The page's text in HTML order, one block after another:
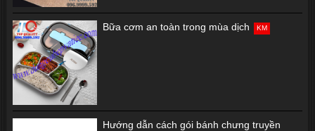
Bữa cơm an toàn trong mùa dịch KM
Hướng dẫn cách gói bánh chưng truyền